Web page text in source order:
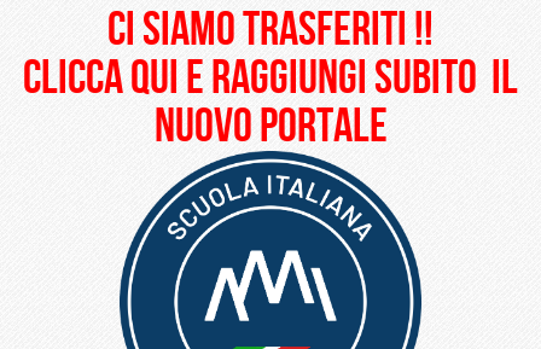
ci siamo trasferiti !!
clicca qui e raggiungi subito il
nuovo portale